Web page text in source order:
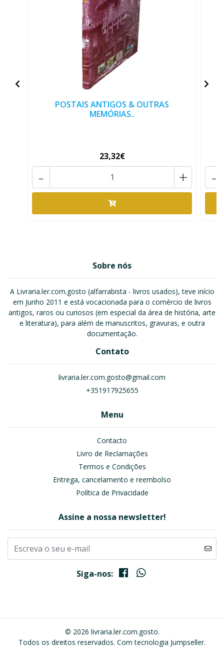
POSTAIS ANTIGOS & OUTRAS
MEMÓRIAS..
23,32€
+
- -
Sobre nós
A Livraria.ler.com.gosto (alfarrabista - livros usados), teve início
em Junho 2011 e está vocacionada para o comércio de livros
antigos, raros ou curiosos (em especial da área de história, arte
e literatura), para além de manuscritos, gravuras, e outra
documentação.
Contato
livraria.ler.com.gosto@gmail.com
+351917925655
Menu
Contacto
Livro de Reclamações
Termos e Condições
Entrega, cancelamento e reembolso
Política de Privacidade
Assine a nossa newsletter!
Siga-nos:
© 2026 livraria.ler.com.gosto.
Todos os direitos reservados. Com tecnologia Jumpseller.